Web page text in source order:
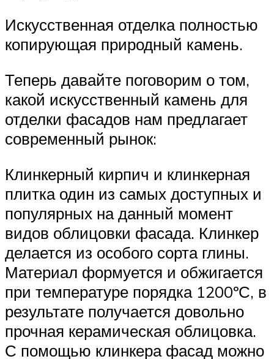
Искусственная отделка полностью
копирующая природный камень.
Теперь давайте поговорим о том,
какой искусственный камень для
отделки фасадов нам предлагает
современный рынок:
Клинкерный кирпич и клинкерная
плитка один из самых доступных и
популярных на данный момент
видов облицовки фасада. Клинкер
делается из особого сорта глины.
Материал формуется и обжигается
при температуре порядка 1200ºС, в
результате получается довольно
прочная керамическая облицовка.
С помощью клинкера фасад можно